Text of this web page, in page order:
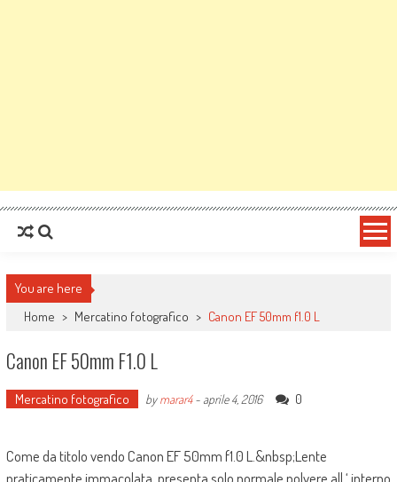
You are here
Home > Mercatino fotografico > Canon EF 50mm f1.0 L
Canon EF 50mm F1.0 L
Mercatino fotografico bymarar4- aprile 4, 2016 0
Come da titolo vendo Canon EF 50mm f1.0 L.&nbsp;Lente
praticamente immacolata, presenta solo normale polvere all ‘ interno